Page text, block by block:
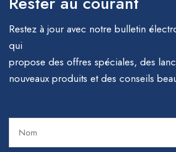
Restez à jour avec notre bulletin
qui
propose des offres spéciales, des
nouveaux produits et des conseils